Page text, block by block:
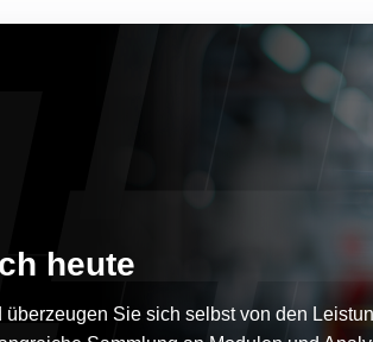
heute
Sie sich selbst von den